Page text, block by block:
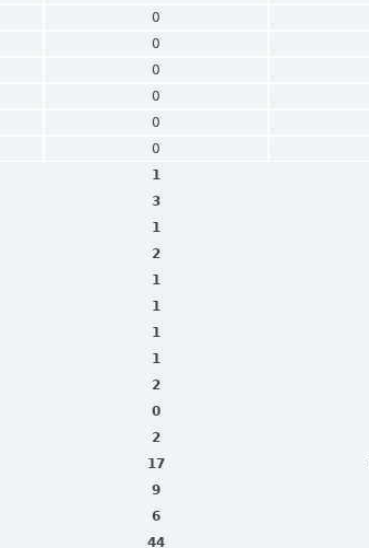
0
0
0
0
0
0
1
3
1
2
1
1
1
1
2
0
2
17
9
6
44